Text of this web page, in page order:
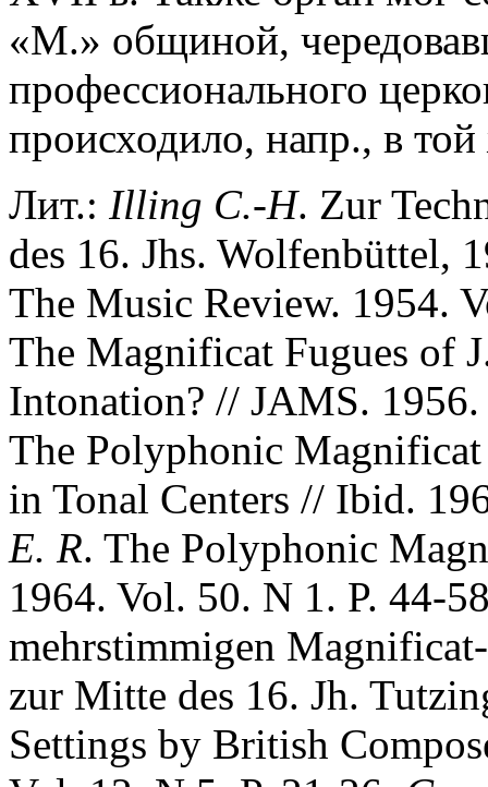
«М.» общиной,
профессионального
происходило, напр., в
Лит.: Illing C.-H. Zur
des 16. Jhs. Wolfenbüttel,
The Music Review. 1954.
The Magnificat Fugues of
Intonation? // JAMS.
The Polyphonic Magnificat
in Tonal Centers // Ibid.
E. R. The Polyphonic
1964. Vol. 50. N 1. P. 44-
mehrstimmigen
zur Mitte des 16. Jh.
Settings by British